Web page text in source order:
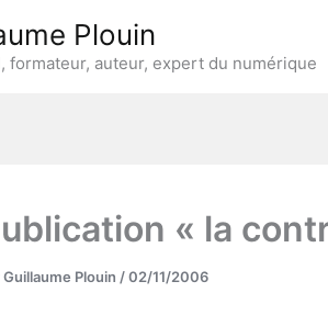
Plouin
formateur, auteur, expert du numérique
« la
Guillaume Plouin /02/11/2006